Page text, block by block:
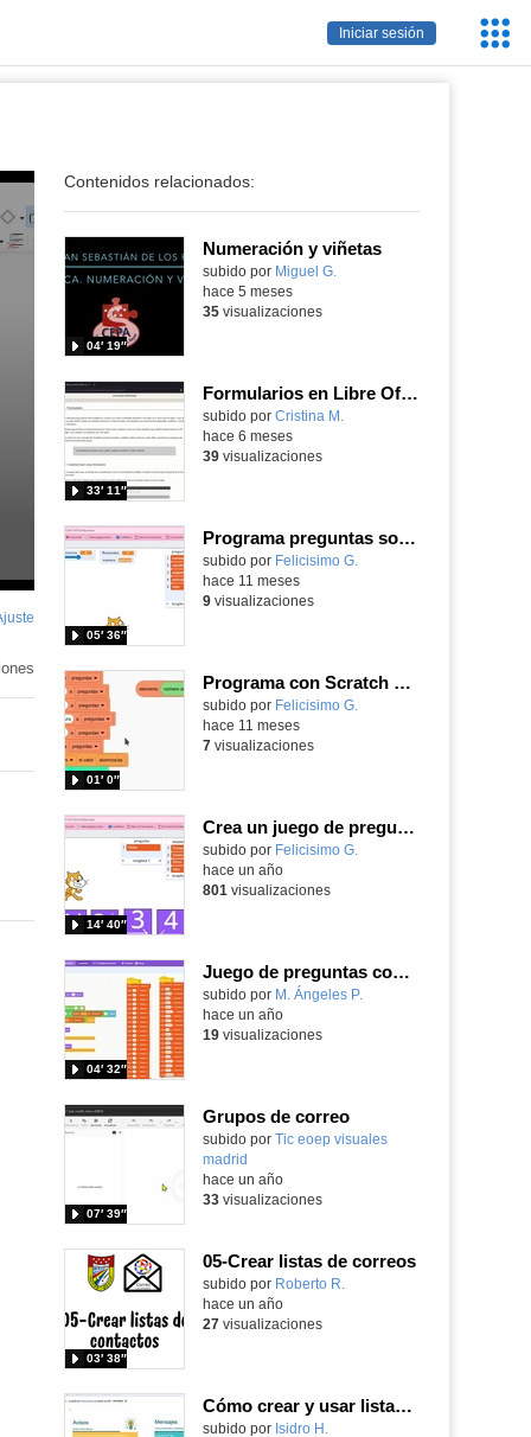
Iniciar sesión
pantalla
Contenidos relacionados:
Numeración y viñetas
Contenido educativo.
subido por Miguel G.
04′ 19″
hace 5 meses
35visualizaciones
Formularios en Libre Office Base
Contenido educativo.
subido por Cristina M.
33′ 11″
hace 6 meses
39visualizaciones
Programa preguntas sobre gustos y aficiones con Scratch para conocer a tus alumnos/as
Contenido educativo.
subido por Felicisimo G.
05′ 36″
hace 11 meses
9visualizaciones
Programa con Scratch preguntas para conocer los gustos y aficiones de tus alumnos/as al inicio del curso.
Contenido educativo.
subido por Felicisimo G.
01′ 0″
hace 11 meses
7visualizaciones
Crea un juego de preguntas y respuestas de opción múltiple con Scratch
Contenido educativo.
subido por Felicisimo G.
14′ 40″
hace un año
801 visualizaciones
Juego de preguntas con texto y listas
subido por M. Ángeles P.
04′ 32″
hace un año
19visualizaciones
Grupos de correo
subido por Tic eoep visuales
madrid
07′ 39″
hace un año
33visualizaciones
05-Crear listas de correos
Contenido educativo.
subido por Roberto R.
03′ 38″
hace un año
27visualizaciones
Cómo crear y usar listas de contactos para comunicaciones en Raíces
subido por Isidro H.